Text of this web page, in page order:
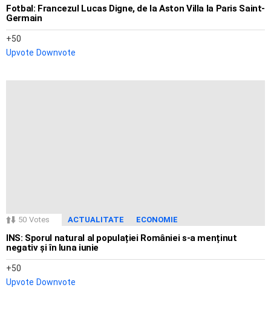
Fotbal: Francezul Lucas Digne, de la Aston Villa la Paris Saint-
Germain
50
Upvote Downvote
50 Votes ACTUALITATE ECONOMIE
INS: Sporul natural al populației României s-a menținut
negativ și în luna iunie
50
Upvote Downvote